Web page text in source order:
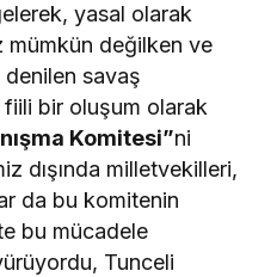
yasal olarak
mümkün değilken ve
savaş
bir oluşum olarak
Komitesi”ni
dışında milletvekilleri,
da bu komitenin
bu mücadele
Tunceli